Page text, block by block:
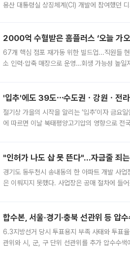
용산 대통령실 상징체계(CI) 개발에 참여했던
2000억 수혈받은 홈플러스 ‘오늘 가
67개 핵심 점포 재가동 위한 빌드업...직원들
소 인력·압축 매장으로 운영…회생 가능성 높
'입추'에도 39도⋯수도권ㆍ강원ㆍ전
절기상 가을의 시작을 알리는 ‘입추’이자 금
에 따르면 이날 북태평양고기압의 영향으로
"인허가 나도 삽 못 뜬다"…자금줄 죄
경기도 동두천시 송내동의 한 아파트 개발 사
은 이뤄지지 못했다. 사업장은 공매 절차에
합수본, 서울·경기·충북 선관위 등 압
6.3지방선거 당시 투표용지 부족 사태와 투표
관위와 시, 군, 구 단위 선관위를 추가 압수수